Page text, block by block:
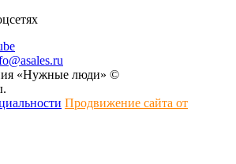
«Нужные люди» ©
Продвижение сайта от